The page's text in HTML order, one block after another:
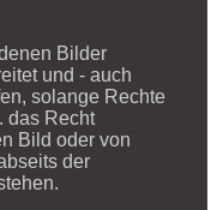
Bilder
und - auch
solange Rechte
das Recht
Bild oder von
der